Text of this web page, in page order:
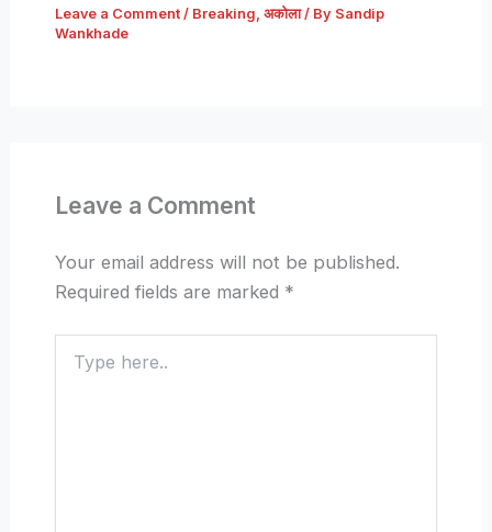
Leave a Comment / Breaking अकोला/ By Sandip
Wankhade
Leave a Comment
Your email address will not be published.
Required fields are marked *
here..